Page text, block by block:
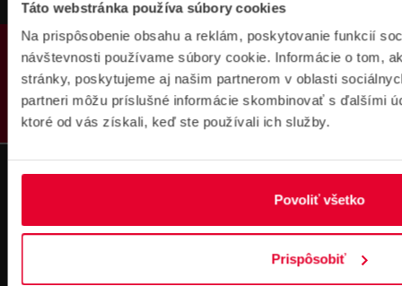
Táto webstránka používa súbory cookies
Na prispôsobenie obsahu a reklám, poskytovanie funkcií
návštevnosti používame súbory cookie. Informácie o tom,
stránky, poskytujeme aj našim partnerom v oblasti
partneri môžu príslušné informácie skombinovať s ďalšími
ktoré od vás získali, keď ste používali ich služby.
Povoliť všetko
Prispôsobiť
PRODUKTY
zapísané v OR MS Bratislava III,